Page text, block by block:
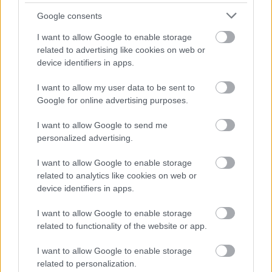
Google consents
I want to allow Google to enable storage
related to advertising like cookies on web or
device identifiers in apps.
I want to allow my user data to be sent to
Google for online advertising purposes.
I want to allow Google to send me
personalized advertising.
I want to allow Google to enable storage
related to analytics like cookies on web or
device identifiers in apps.
I want to allow Google to enable storage
related to functionality of the website or app.
I want to allow Google to enable storage
related to personalization.
Δείτε αυτή τη δημοσίευση στο Instagram.
Με όνομα εμπνευσμένο από την ομώνυμη ταινία